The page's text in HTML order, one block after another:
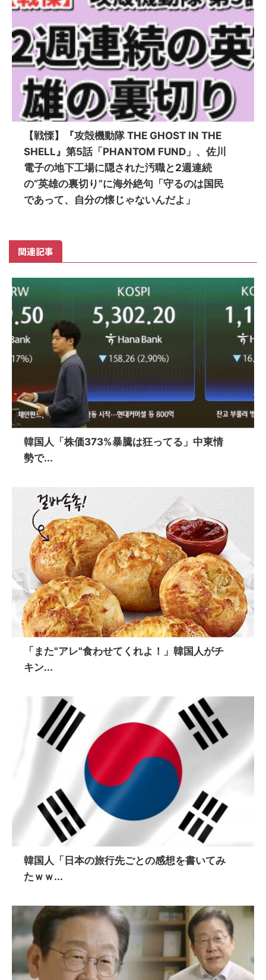
【戦慄】『攻殻機動隊 THE GHOST IN THE
SHELL』第5話「PHANTOM FUND」、佐川
電子の地下工場に隠された汚職と2週連続
の“英雄の裏切り”に海外絶句「守るのは国民
であって、自分の懐じゃないんだよ」
関連記事
韓国人「株価373%暴騰は狂ってる」中東情
勢で...
「また"アレ"食わせてくれよ！」韓国人がチ
キン...
韓国人「日本の旅行先ごとの感想を書いてみ
たｗｗ...